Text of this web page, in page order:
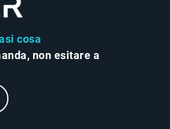
cosa
non esitare a